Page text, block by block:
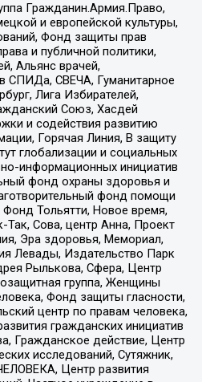
Гражданин.Армия.Право,
и европейской культуры,
Фонд защиты прав
и публичной политики,
Альянс врачей,
СВЕЧА, Гуманитарное
Лига Избирателей,
Союз, Хасдей
и содействия развитию
Горячая Линия, В защиту
глобализации и социальных
информационных инициатив
фонд охраны здоровья и
фонд помощи
Тольятти, Новое время,
Так, Сова, центр Анна, Проект
Эра здоровья, Мемориал,
Левады, Издательство Парк
Рылькова, Сфера, Центр
группа, Женщины
Фонд защиты гласности,
центр по правам человека,
гражданских инициатив
Гражданское действие, Центр
исследований, Сутяжник,
Центр развития